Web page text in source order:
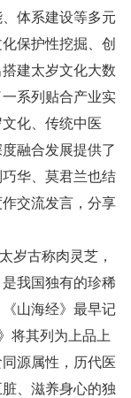
体系建设等多元
保护性挖掘、创
建太岁文化大数
系列贴合产业实
化、传统中医
融合发展提供了
华、莫君兰也结
交流发言，分享
古称肉灵芝，
我国独有的珍稀
山海经》最早记
将其列为上品上
源属性，历代医
、滋养身心的独